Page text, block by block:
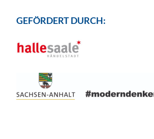
GEFÖRDERT DURCH: